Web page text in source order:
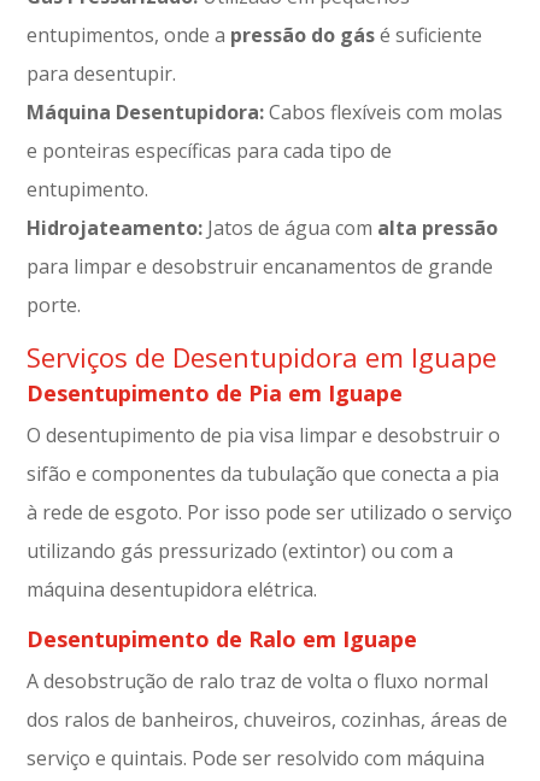
entupimentos, onde a pressão do gásé suficiente
para desentupir.
Máquina Desentupidora:Cabos flexíveis com molas
e ponteiras específicas para cada tipo de
entupimento.
Hidrojateamento: Jatos de água com alta pressão
para limpar e desobstruir encanamentos de grande
porte.
Serviços de Desentupidora em Iguape
Desentupimento de Pia em Iguape
O desentupimento de pia visa limpar e desobstruir o
sifão e componentes da tubulação que conecta a pia
à rede de esgoto. Por isso pode ser utilizado o serviço
utilizando gás pressurizado (extintor) ou com a
máquina desentupidora elétrica.
Desentupimento de Ralo em Iguape
A desobstrução de ralo traz de volta o fluxo normal
dos ralos de banheiros, chuveiros, cozinhas, áreas de
serviço e quintais. Pode ser resolvido com máquina